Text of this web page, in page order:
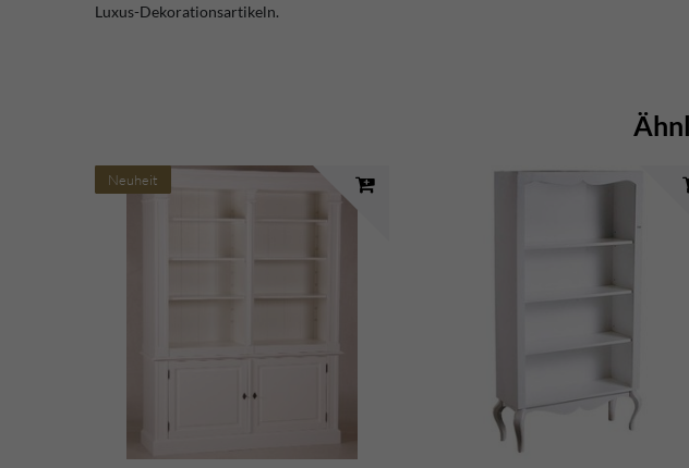
Luxus-Dekorationsartikeln.
Neuheit